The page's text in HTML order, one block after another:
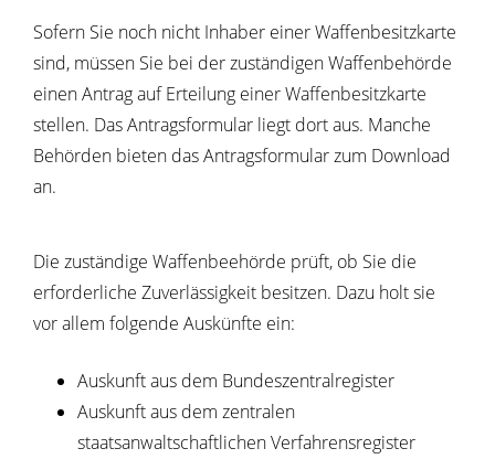
Sofern Sie noch nicht Inhaber einer Waffenbesitzkarte
sind, müssen Sie bei der zuständigen Waffenbehörde
einen Antrag auf Erteilung einer Waffenbesitzkarte
stellen. Das Antragsformular liegt dort aus. Manche
Behörden bieten das Antragsformular zum Download
an.
Die zuständige Waffenbeehörde prüft, ob Sie die
erforderliche Zuverlässigkeit besitzen. Dazu holt sie
vor allem folgende Auskünfte ein:
Auskunft aus dem Bundeszentralregister
Auskunft aus dem zentralen
staatsanwaltschaftlichen Verfahrensregister